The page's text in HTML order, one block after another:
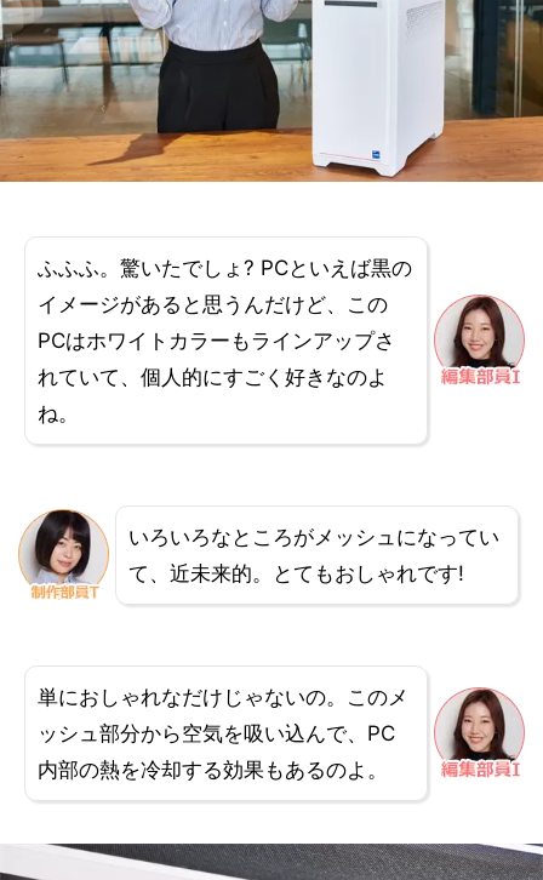
ふふふ。驚いたでしょ? PCといえば黒の
イメージがあると思うんだけど、この
PCはホワイトカラーもラインアップさ
れていて、個人的にすごく好きなのよ
ね。
いろいろなところがメッシュになってい
て、近未来的。とてもおしゃれです!
単におしゃれなだけじゃないの。このメ
ッシュ部分から空気を吸い込んで、PC
内部の熱を冷却する効果もあるのよ。